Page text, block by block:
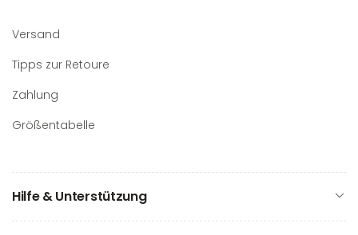
Versand
Tipps zur Retoure
Zahlung
Größentabelle
Hilfe & Unterstützung